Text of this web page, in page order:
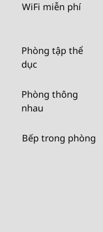
WiFi miễn phí
Phòng tập thể
dục
Phòng thông
nhau
Bếp trong phòng